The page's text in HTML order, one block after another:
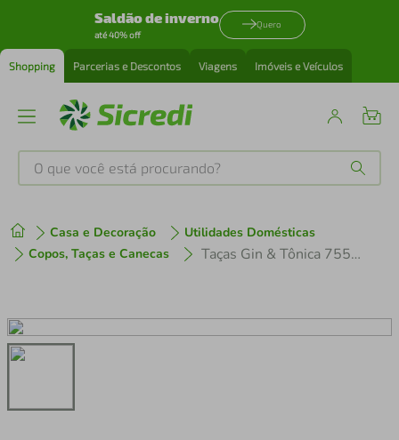
Saldão de inverno
até 40% off
Quero
Shopping Parcerias e Descontos Viagens Imóveis e Veículos
O que você está procurando?
Casa e Decoração
Utilidades Domésticas
Copos, Taças e Canecas
Taças Gin & Tônica 755Ml - Premium - Bormioli Rocco
1º tenis
3º